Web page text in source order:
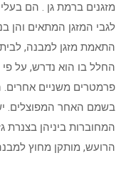
מזגנים ברמת גן . הם בעלי
לגבי המזגן המתאים והן
התאמת מזגן למבנה,
החלל בו הוא נדרש, על פי
פרמטרים משניים אחרים.
בשמם האחר המפוצלים. יש
המחוברות ביניהן בצנרת
הרועש, מותקן מחוץ